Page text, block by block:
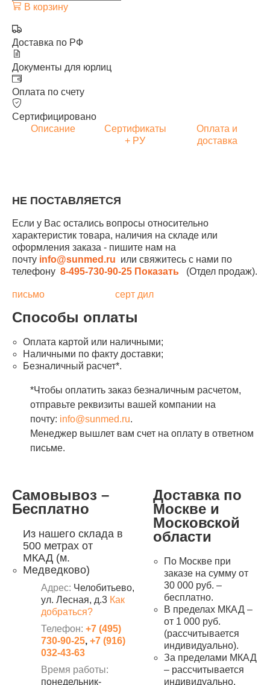
В корзину
Доставка по РФ
Документы для юрлиц
Оплата по счету
Сертифицировано
Описание
Сертификаты
+ РУ
Оплата и
доставка
НЕ ПОСТАВЛЯЕТСЯ
Если у Вас остались вопросы относительно
характеристик товара, наличия на складе или
оформления заказа - пишите нам на
почту info@sunmed.ru или свяжитесь с нами по
телефону 8-495-730-90-25 Показать (Отдел продаж).
письмо серт дил
Способы оплаты
Оплата картой или наличными;
Наличными по факту доставки;
Безналичный расчет*.
*Чтобы оплатить заказ безналичным расчетом,
отправьте реквизиты вашей компании на
почту: info@sunmed.ru.
Менеджер вышлет вам счет на оплату в ответном
письме.
Самовывоз –
Бесплатно
Из нашего склада в
500 метрах от
МКАД (м.
Медведково)
Адрес: Челобитьево,
ул. Лесная, д.3 Как
добраться?
Телефон: +7 (495)
730-90-25, +7 (916)
032-43-63
Время работы:
понедельник-
Доставка по
Москве и
Московской
области
По Москве при
заказе на сумму от
30 000 руб. –
бесплатно.
В пределах МКАД –
от 1 000 руб.
(рассчитывается
индивидуально).
За пределами МКАД
– рассчитывается
индивидуально.